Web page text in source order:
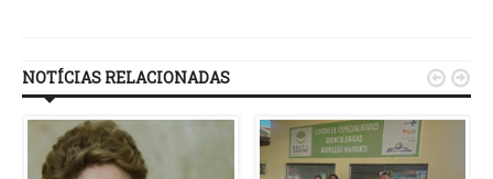
NOTÍCIAS RELACIONADAS  